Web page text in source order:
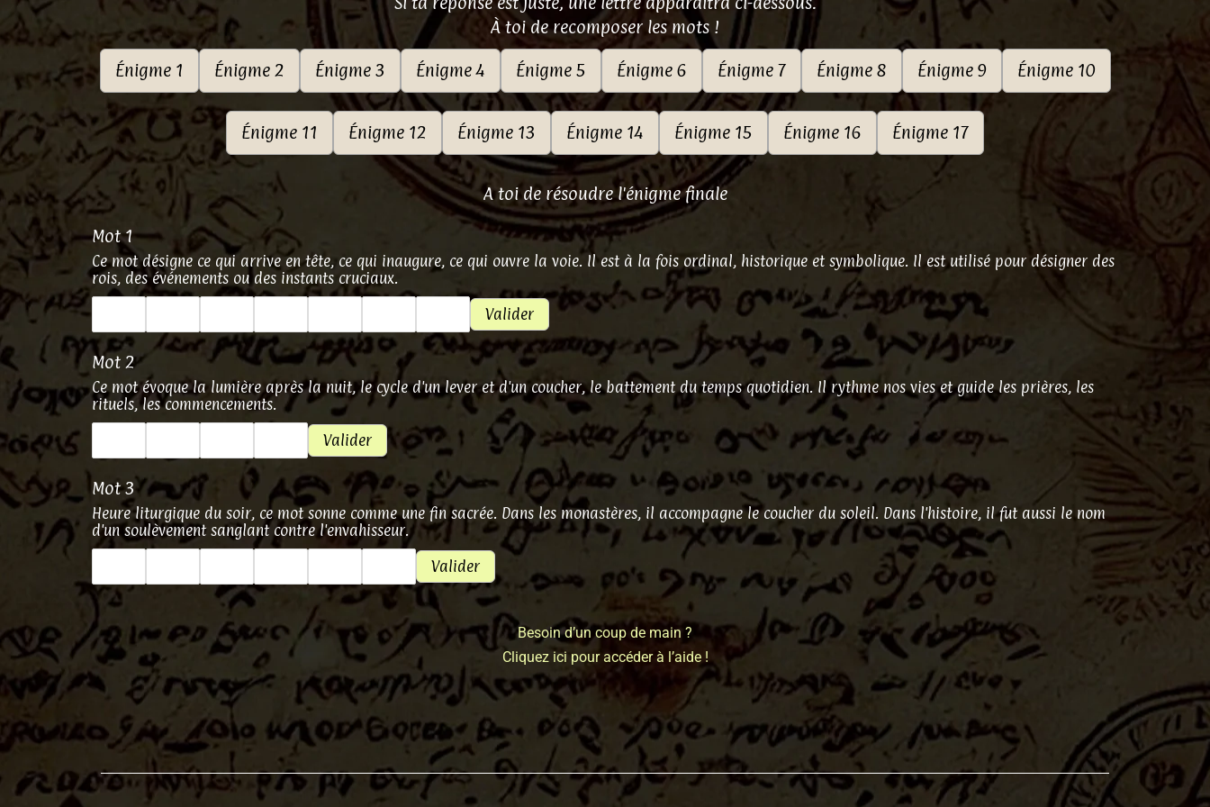
À toi de recomposer les mots !
Énigme 1 Énigme 2 Énigme 3 Énigme 4 Énigme 5 Énigme 6 Énigme 7 Énigme 8 Énigme 9 Énigme 10
Énigme 11 Énigme 12 Énigme 13 Énigme 14 Énigme 15 Énigme 16 Énigme 17
A toi de résoudre l'énigme finale
Mot 1
Ce mot désigne ce qui arrive en tête, ce qui inaugure, ce qui ouvre la voie. Il est à la fois ordinal, historique et symbolique. Il est utilisé pour désigner des
rois, des événements ou des instants cruciaux.
Valider
Mot 2
Ce mot évoque la lumière après la nuit, le cycle d'un lever et d'un coucher, le battement du temps quotidien. Il rythme nos vies et guide les prières, les
rituels, les commencements.
Valider
Mot 3
Heure liturgique du soir, ce mot sonne comme une fin sacrée. Dans les monastères, il accompagne le coucher du soleil. Dans l'histoire, il fut aussi le nom
d'un soulèvement sanglant contre l'envahisseur.
Valider
Besoin d’un coup de main ?
Cliquez ici pour accéder à l’aide !